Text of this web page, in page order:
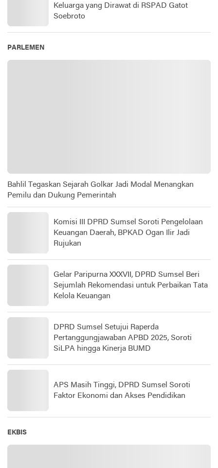
Keluarga yang Dirawat di RSPAD Gatot
Soebroto​
PARLEMEN
Bahlil Tegaskan Sejarah Golkar Jadi Modal Menangkan
Pemilu dan Dukung Pemerintah
Komisi III DPRD Sumsel Soroti Pengelolaan
Keuangan Daerah, BPKAD Ogan Ilir Jadi
Rujukan
Gelar Paripurna XXXVII, DPRD Sumsel Beri
Sejumlah Rekomendasi untuk Perbaikan Tata
Kelola Keuangan
DPRD Sumsel Setujui Raperda
Pertanggungjawaban APBD 2025, Soroti
SiLPA hingga Kinerja BUMD
APS Masih Tinggi, DPRD Sumsel Soroti
Faktor Ekonomi dan Akses Pendidikan
EKBIS